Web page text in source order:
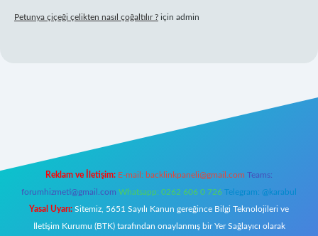
Petunya çiçeği çelikten nasıl çoğaltılır ? için admin
Reklam ve İletişim: E-mail: backlinkpaneli@gmail.com Teams:
forumhizmeti@gmail.com Whatsapp: 0262 606 0 726 Telegram: @karabul
Yasal Uyarı: Sitemiz, 5651 Sayılı Kanun gereğince Bilgi Teknolojileri ve
İletişim Kurumu (BTK) tarafından onaylanmış bir Yer Sağlayıcı olarak